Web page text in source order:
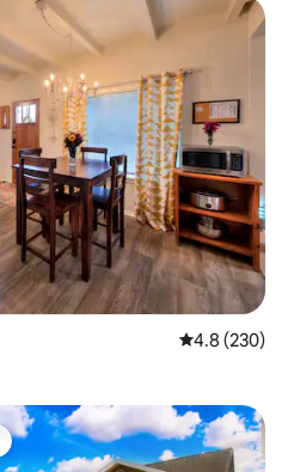
Calificación
4.8 (230)